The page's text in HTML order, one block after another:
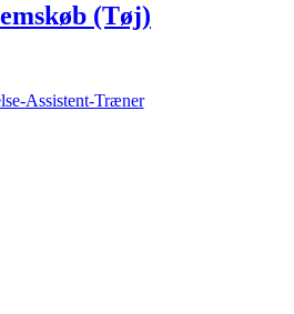
(Tøj)
Assistent-Træner